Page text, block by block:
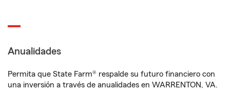
Anualidades
Permita que State Farm® respalde su futuro financiero con
una inversión a través de anualidades en WARRENTON, VA.